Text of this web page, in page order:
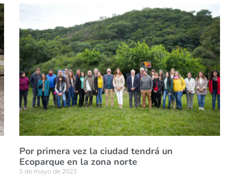
Por primera vez la ciudad tendrá un
Ecoparque en la zona norte
5 de mayo de 2023